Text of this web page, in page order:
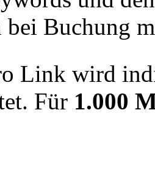
bei Buchung
Link wird
Für 1.000